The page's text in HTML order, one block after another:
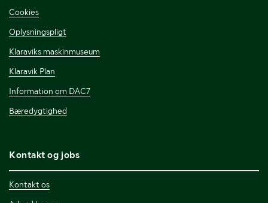
Cookies
Oplysningspligt
Klaraviks maskinmuseum
Klaravik Plan
Information om DAC7
Bæredygtighed
Kontakt og jobs
Kontakt os